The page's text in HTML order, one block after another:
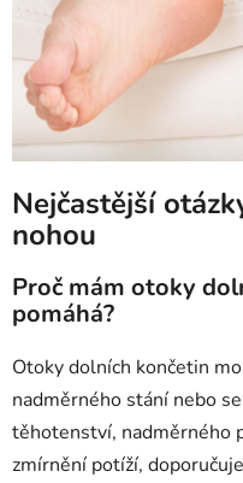
Nejčastější
nohou
Proč mám otoky
pomáhá?
Otoky dolních končetin
nadměrného stání nebo
těhotenství, nadměrného
zmírnění potíží,